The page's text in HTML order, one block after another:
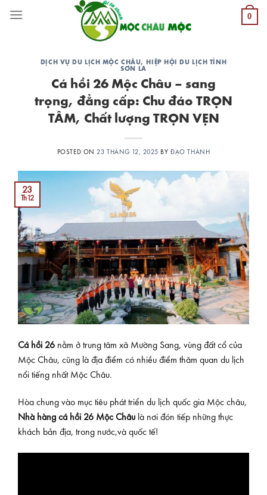
0
DỊCH VỤ DU LỊCH MỘC CHÂU,
HIỆP HỘI DU LỊCH TỈNH
SƠN LA
Cá hồi 26 Mộc Châu – sang
trọng, đẳng cấp: Chu đáo TRỌN
TÂM, Chất lượng TRỌN VẸN
POSTED ON23 THÁNG 12, 2025 BYĐẠO THÀNH
23
Th12
Cá hồi 26 nằm ở trung tâm xã Mường Sang, vùng đất cổ của
Mộc Châu, cũng là địa điểm có nhiều điểm thăm quan du lịch
nổi tiếng nhất Mộc Châu.
Hòa chung vào mục tiêu phát triển du lịch quốc gia Mộc châu,
Nhà hàng cá hồi 26 Mộc Châu là nơi đón tiếp những thực
khách bản địa, trong nước,và quốc tế!